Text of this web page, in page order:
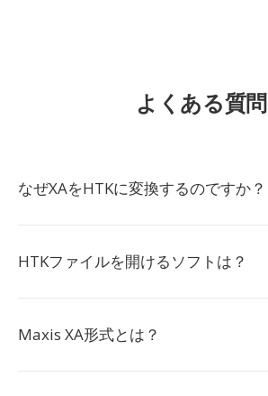
よくある質問
なぜXAをHTKに変換するのですか？
HTKファイルを開けるソフトは？
Maxis XA形式とは？